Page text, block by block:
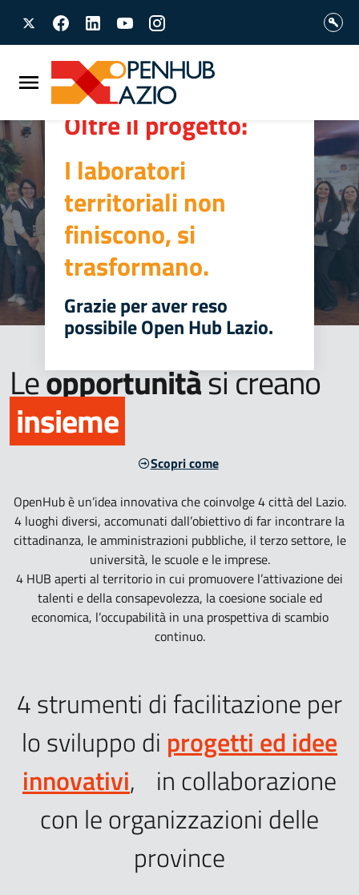
Vai al contenuto principale
Vai al footer
Oltre il progetto:
I laboratori
territoriali non
finiscono, si
trasformano.
Grazie per aver reso
possibile Open Hub Lazio.
Leopportunitàsi creano
insieme
Scopri come
OpenHub è un’idea innovativa che coinvolge 4 città del Lazio.
4 luoghi diversi, accomunati dall’obiettivo di far incontrare la
cittadinanza, le amministrazioni pubbliche, il terzo settore, le
università, le scuole e le imprese.
4 HUB aperti al territorio in cui promuovere l’attivazione dei
talenti e della consapevolezza, la coesione sociale ed
economica, l’occupabilità in una prospettivadi scambio
continuo.
4 strumenti di facilitazione per
lo sviluppo di progetti ed idee
innovativi, in collaborazione
con le organizzazioni delle
province